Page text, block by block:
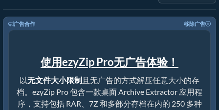
广告合作 移除广告
使用ezyZip Pro无广告体验！
以无文件大小限制且无广告的方式解压任意大小的存
档。ezyZip Pro 包含一款桌面 Archive Extractor 应用程
序，支持包括 RAR、7Z 和多部分存档在内的 250 多种